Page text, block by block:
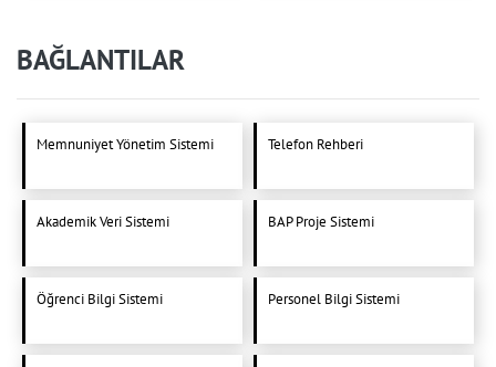
BAĞLANTILAR
Memnuniyet Yönetim Sistemi Telefon Rehberi
Akademik Veri Sistemi BAP Proje Sistemi
Öğrenci Bilgi Sistemi Personel Bilgi Sistemi